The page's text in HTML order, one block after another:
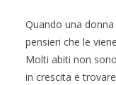
Quando una
pensieri che le
Molti abiti non
in crescita e